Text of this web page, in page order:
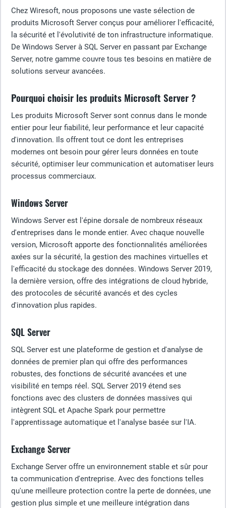
Chez Wiresoft, nous proposons une vaste sélection de
produits Microsoft Server conçus pour améliorer l'efficacité,
la sécurité et l'évolutivité de ton infrastructure informatique.
De Windows Server à SQL Server en passant par Exchange
Server, notre gamme couvre tous tes besoins en matière de
solutions serveur avancées.
Pourquoi choisir les produits Microsoft Server ?
Les produits Microsoft Server sont connus dans le monde
entier pour leur fiabilité, leur performance et leur capacité
d'innovation. Ils offrent tout ce dont les entreprises
modernes ont besoin pour gérer leurs données en toute
sécurité, optimiser leur communication et automatiser leurs
processus commerciaux.
Windows Server
Windows Server est l'épine dorsale de nombreux réseaux
d'entreprises dans le monde entier. Avec chaque nouvelle
version, Microsoft apporte des fonctionnalités améliorées
axées sur la sécurité, la gestion des machines virtuelles et
l'efficacité du stockage des données. Windows Server 2019,
la dernière version, offre des intégrations de cloud hybride,
des protocoles de sécurité avancés et des cycles
d'innovation plus rapides.
SQL Server
SQL Server est une plateforme de gestion et d'analyse de
données de premier plan qui offre des performances
robustes, des fonctions de sécurité avancées et une
visibilité en temps réel. SQL Server 2019 étend ses
fonctions avec des clusters de données massives qui
intègrent SQL et Apache Spark pour permettre
l'apprentissage automatique et l'analyse basée sur l'IA.
Exchange Server
Exchange Server offre un environnement stable et sûr pour
ta communication d'entreprise. Avec des fonctions telles
qu'une meilleure protection contre la perte de données, une
gestion plus simple et une meilleure intégration dans